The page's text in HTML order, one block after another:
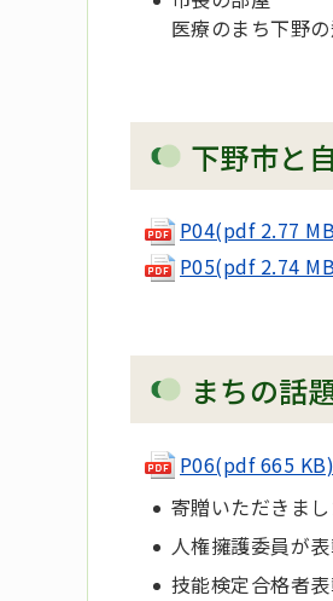
医療のまち下野
下野市と
P04(pdf 2.77
P05(pdf 2.74
まちの話
P06(pdf 665 KB)
寄贈いただきま
人権擁護委員が
技能検定合格者